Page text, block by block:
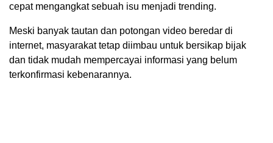
cepat mengangkat sebuah isu menjadi trending.
Meski banyak tautan dan potongan video beredar di
internet, masyarakat tetap diimbau untuk bersikap bijak
dan tidak mudah mempercayai informasi yang belum
terkonfirmasi kebenarannya.